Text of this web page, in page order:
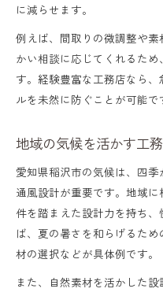
に減らせます。
例えば、間取りの微調整や
かい相談に応じてくれるた
す。経験豊富な工務店なら
ルを未然に防ぐことが可能で
地域の気候を活かす工
愛知県稲沢市の気候は、四
通風設計が重要です。地域
件を踏まえた設計力を持ち
ば、夏の暑さを和らげるた
材の選択などが具体例です。
また、自然素材を活かした